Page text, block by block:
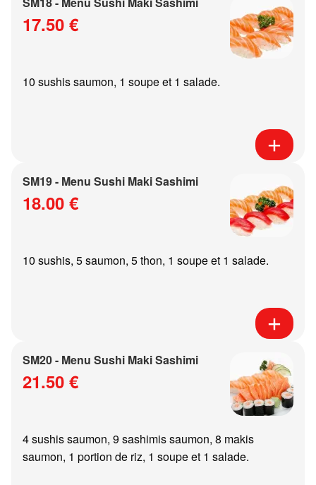
17.50 €
10 sushis saumon, 1 soupe et 1 salade.
SM19 - Menu Sushi Maki Sashimi
18.00 €
10 sushis, 5 saumon, 5 thon, 1 soupe et 1 salade.
SM20 - Menu Sushi Maki Sashimi
21.50 €
4 sushis saumon, 9 sashimis saumon, 8 makis
saumon, 1 portion de riz, 1 soupe et 1 salade.